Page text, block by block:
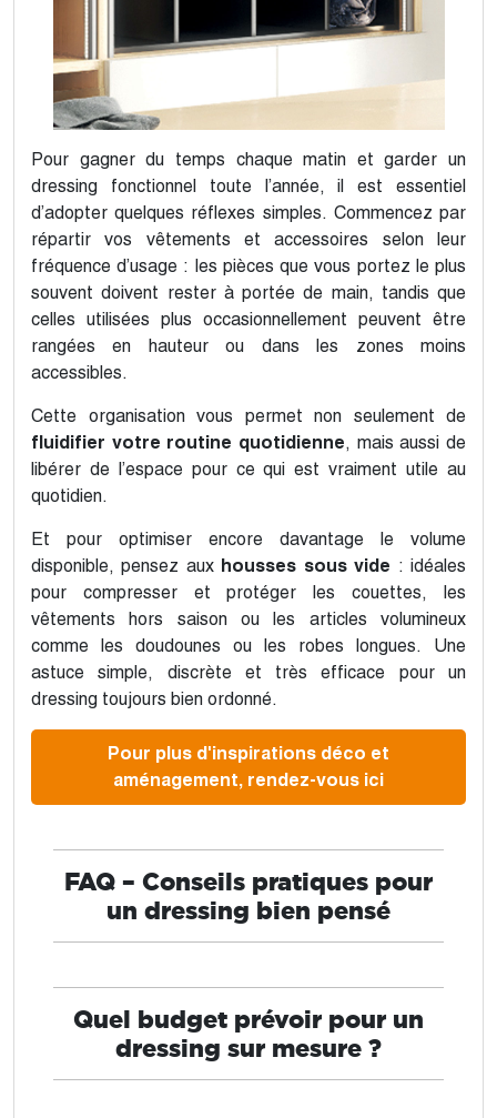
Pour gagner du temps chaque matin et garder un
dressing fonctionnel toute l’année, il est essentiel
d’adopter quelques réflexes simples. Commencez par
répartir vos vêtements et accessoires selon leur
fréquence d’usage : les pièces que vous portez le plus
souvent doivent rester à portée de main, tandis que
celles utilisées plus occasionnellement peuvent être
rangées en hauteur ou dans les zones moins
accessibles.
Cette organisation vous permet non seulement de
fluidifier votre routine quotidienne, mais aussi de
libérer de l’espace pour ce qui est vraiment utile au
quotidien.
Et pour optimiser encore davantage le volume
disponible, pensez aux housses sous vide : idéales
pour compresser et protéger les couettes, les
vêtements hors saison ou les articles volumineux
comme les doudounes ou les robes longues. Une
astuce simple, discrète et très efficace pour un
dressing toujours bien ordonné.
Pour plus d'inspirations déco et
aménagement, rendez-vous ici
FAQ – Conseils pratiques pour
un dressing bien pensé
Quel budget prévoir pour un
dressing sur mesure ?